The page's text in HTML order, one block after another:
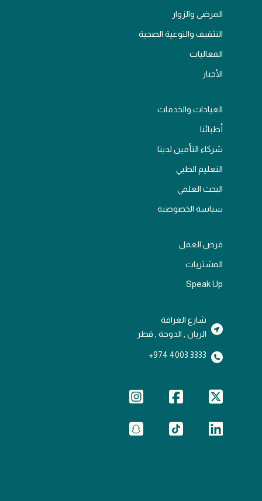
المرضى والزوار
التثقيف والتوعية الصحية
الفعاليات
الأخبار
العيادات والخدمات
أطبائنا
شركاء التأمين لدينا
التعليم الطبي
البحث العلمي
سياسة الخصوصية
فرص العمل
المشتريات
Speak Up
شارع الغرافة
الريان , الدوحة , قطر
3333 4003 974+